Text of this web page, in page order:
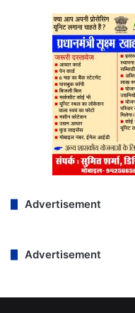
Advertisement
Advertisement